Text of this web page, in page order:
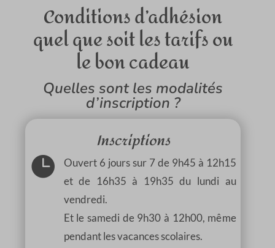
Conditions d’adhésion
quel que soit les tarifs ou
le bon cadeau
Quelles sont les modalités
d’inscription ?
Inscriptions

Ouvert 6 jours sur 7 de 9h45 à 12h15
et de 16h35 à 19h35 du lundi au
vendredi.
Et le samedi de 9h30 à 12h00, même
pendant les vacances scolaires.